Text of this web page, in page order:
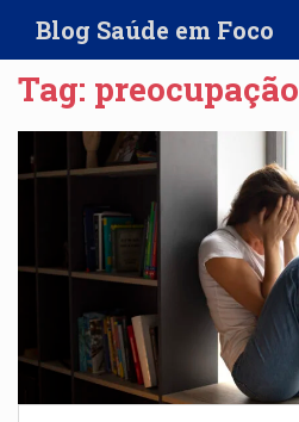
i
Blog Saúde em Foco
Tag: preocupação